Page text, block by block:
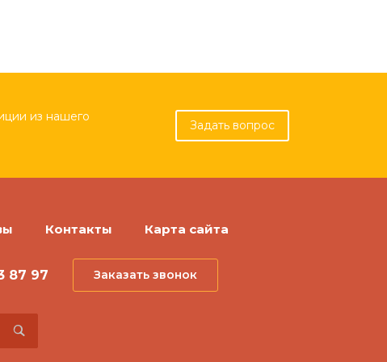
из нашего
Задать вопрос
Контакты Карта сайта
87 97 Заказать звонок